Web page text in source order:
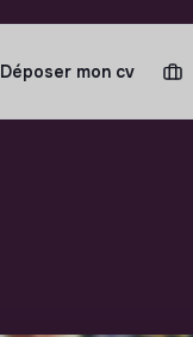
Déposer mon cv